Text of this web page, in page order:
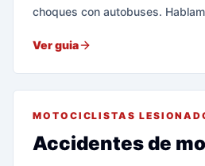
choques con autobuses.
Ver guia
MOTOCICLISTAS
Accidentes de